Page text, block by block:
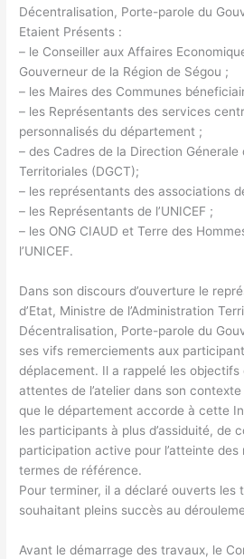
Décentralisation, Porte-parole du
Etaient Présents :
– le Conseiller aux Affaires
Gouverneur de la Région de Ségou ;
– les Maires des Communes
– les Représentants des services
personnalisés du département ;
– des Cadres de la Direction
Territoriales (DGCT);
– les représentants des associations
– les Représentants de l’UNICEF ;
– les ONG CIAUD et Terre des
l’UNICEF.
Dans son discours d’ouverture le
d’Etat, Ministre de l’Administration
Décentralisation, Porte-parole du
ses vifs remerciements aux
déplacement. Il a rappelé les objectifs
attentes de l’atelier dans son
que le département accorde à cette
les participants à plus d’assiduité, de
participation active pour l’atteinte
termes de référence.
Pour terminer, il a déclaré ouverts les
souhaitant pleins succès au
Avant le démarrage des travaux, le